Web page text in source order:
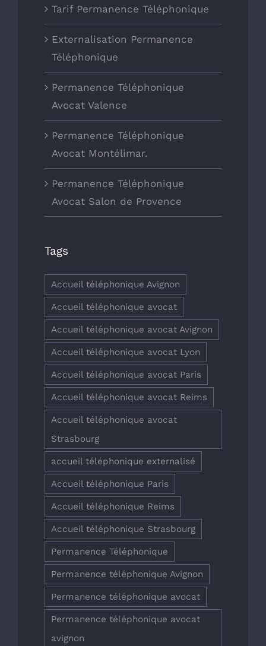
Tarif Permanence Téléphonique
Externalisation Permanence
Téléphonique
Permanence Téléphonique
Avocat Valence
Permanence Téléphonique
Avocat Montélimar.
Permanence Téléphonique
Avocat Salon de Provence
Tags
Accueil téléphonique Avignon
Accueil téléphonique avocat
Accueil téléphonique avocat Avignon
Accueil téléphonique avocat Lyon
Accueil téléphonique avocat Paris
Accueil téléphonique avocat Reims
Accueil téléphonique avocat
Strasbourg
accueil téléphonique externalisé
Accueil téléphonique Paris
Accueil téléphonique Reims
Accueil téléphonique Strasbourg
Permanence Téléphonique
Permanence téléphonique Avignon
Permanence téléphonique avocat
Permanence téléphonique avocat
avignon